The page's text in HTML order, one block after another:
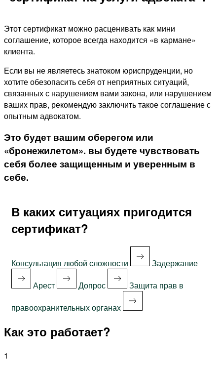
Этот сертификат можно расценивать как мини
соглашение, которое всегда находится «в кармане»
клиента.
Если вы не являетесь знатоком юриспруденции, но
хотите обезопасить себя от неприятных ситуаций,
связанных с нарушением вами закона, или нарушением
ваших прав, рекомендую заключить такое соглашение с
опытным адвокатом.
Это будет вашим оберегом или
«бронежилетом». вы будете чувствовать
себя более защищенным и уверенным в
себе.
В каких ситуациях пригодится
сертификат?
Консультация любой сложности
Задержание
Арест
Допрос
Защита прав в
правоохранительных органах
Как это работает?
1